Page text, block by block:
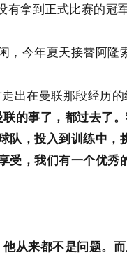
有拿到正式比赛的冠
，今年夏天接替阿
出在曼联那段经历的
的事了，都过去了
队，投入到训练中，
受，我们有一个优
从来都不是问题。